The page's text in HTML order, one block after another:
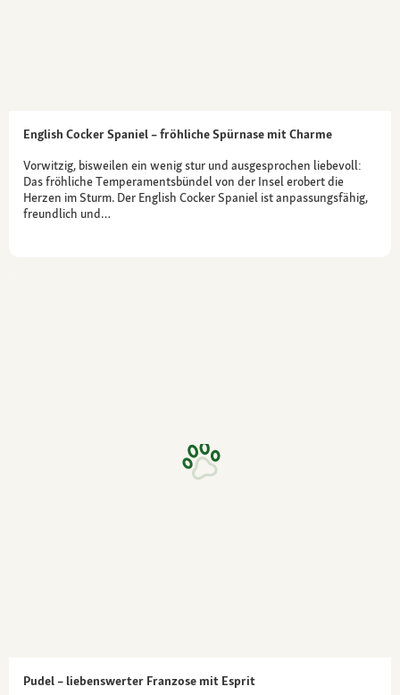
English Cocker Spaniel – fröhliche Spürnase mit Charme
Vorwitzig, bisweilen ein wenig stur und ausgesprochen liebevoll:
Das fröhliche Temperamentsbündel von der Insel erobert die
Herzen im Sturm. Der English Cocker Spaniel ist anpassungsfähig,
freundlich und…
Pudel – liebenswerter Franzose mit Esprit